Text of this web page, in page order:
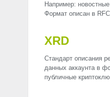
Например:
Формат описан в RFC
XRD
Стандарт описания
данных аккаунта в
публичные